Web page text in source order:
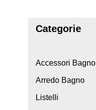
Categorie
Accessori Bagno
Arredo Bagno
Listelli